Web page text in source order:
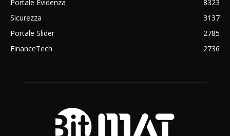
Portale Evidenza
8323
Sicurezza
3137
Portale Slider
2785
FinanceTech
2736